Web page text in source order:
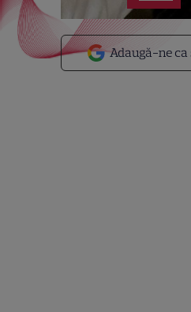
Adaugă-ne ca